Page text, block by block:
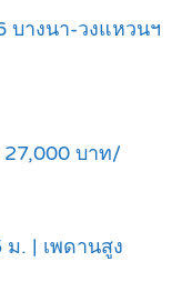
บางนา-วงแหวนฯ
27,000 บาท/
. | เพดานสูง